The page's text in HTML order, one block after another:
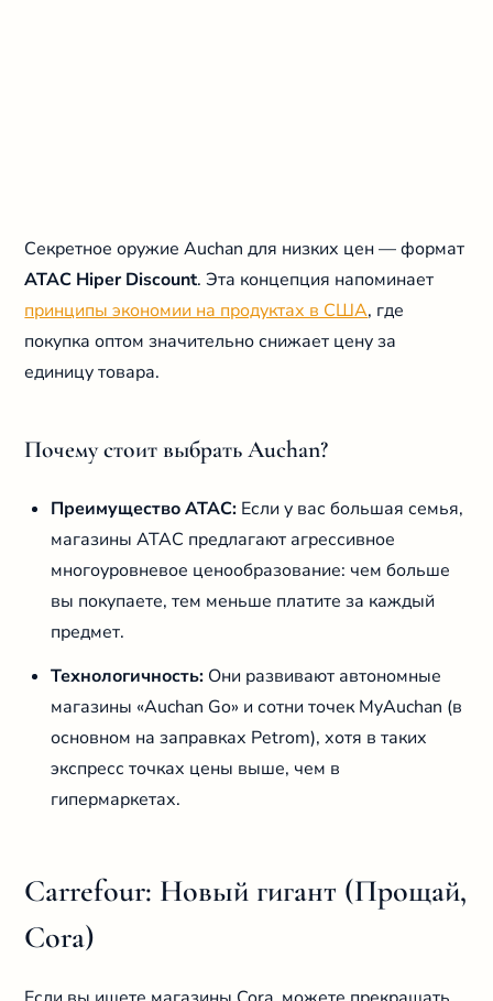
Секретное оружие Auchan для низких цен — формат
ATAC Hiper Discount. Эта концепция напоминает
принципы экономии на продуктах в США, где
покупка оптом значительно снижает цену за
единицу товара.
Почему стоит выбрать Auchan?
Преимущество ATAC: Если у вас большая семья,
магазины ATAC предлагают агрессивное
многоуровневое ценообразование: чем больше
вы покупаете, тем меньше платите за каждый
предмет.
Технологичность: Они развивают автономные
магазины «Auchan Go» и сотни точек MyAuchan (в
основном на заправках Petrom), хотя в таких
экспресс точках цены выше, чем в
гипермаркетах.
Carrefour: Новый гигант (Прощай,
Cora)